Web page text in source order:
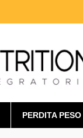
PERDITA PESO